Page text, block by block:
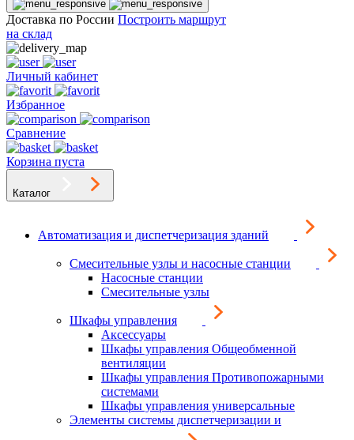
Доставка по России Построить маршрут
на склад
Личный кабинет
Избранное
Сравнение
Корзина пуста
Каталог
Автоматизация и диспетчеризация зданий
Смесительные узлы и насосные станции
Насосные станции
Смесительные узлы
Шкафы управления
Аксессуары
Шкафы управления Общеобменной
вентиляции
Шкафы управления Противопожарными
системами
Шкафы управления универсальные
Элементы системы диспетчеризации и